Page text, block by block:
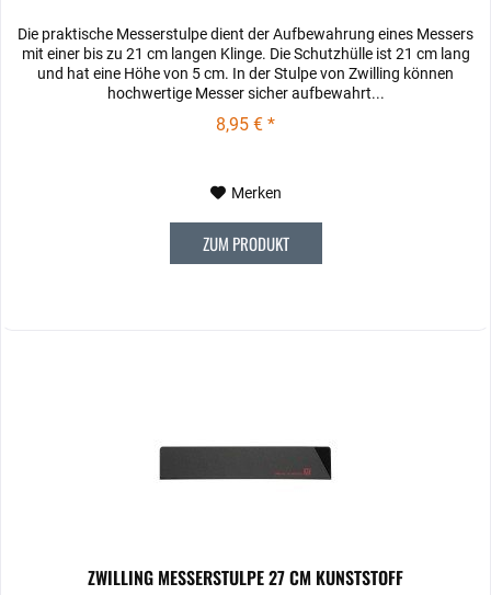
Die praktische Messerstulpe dient der Aufbewahrung eines Messers
mit einer bis zu 21 cm langen Klinge. Die Schutzhülle ist 21 cm lang
und hat eine Höhe von 5 cm. In der Stulpe von Zwilling können
hochwertige Messer sicher aufbewahrt...
8,95 € *
Merken
ZUM PRODUKT
ZWILLING MESSERSTULPE 27 CM KUNSTSTOFF